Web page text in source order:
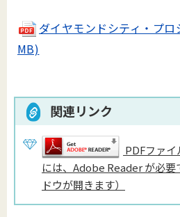
ダイヤモンドシティ・プ
MB)
関連リンク
PDFファ
には、Adobe Reader が必要
ドウが開きます）